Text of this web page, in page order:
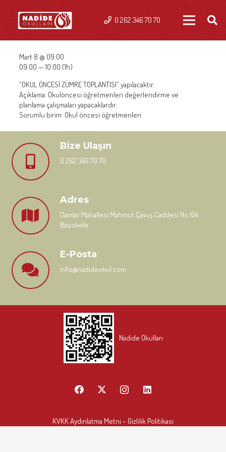
0 262 346 70 70
“OKUL ÖNCESİ ZÜMRE TOPLANTISI” yapılacaktır.
Açıklama: Okulöncesi öğretmenleri değerlendirme ve
planlama çalışmaları yapacaklardır.
Sorumlu birim: Okul öncesi öğretmenleri
Mart 8 @ 09:00
09:00 — 10:00 (1h)
Bize Ulaşın
0 262 346 70 70
Adres
Damlar Mahallesi Mahmut Çavuş Caddesi No 104
Başiskele
E-Posta
info@nadideokul.com
Nadide Okulları
KVKK Aydınlatma Metni – Gizlilik Politikası